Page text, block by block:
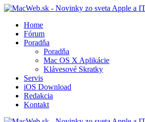
Home
Fórum
Poradňa
Poradňa
Mac OS X Aplikácie
Klávesové Skratky
Servis
iOS Download
Redakcia
Kontakt